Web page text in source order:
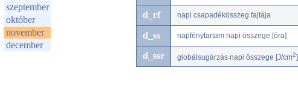
szeptember
október
november
december
d_rf napi csapadékösszeg fajtája
d_ss napfénytartam napi összege [óra]
d_ssr globálsugárzás napi összege [J/cm2]